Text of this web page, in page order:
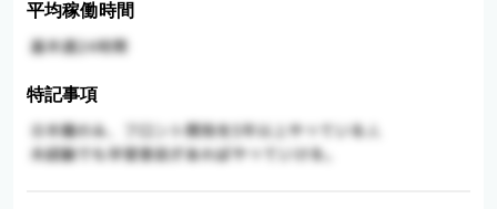
平均稼働時間
特記事項